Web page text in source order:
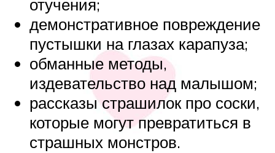
отучения;
демонстративное повреждение
пустышки на глазах карапуза;
обманные методы,
издевательство над малышом;
рассказы страшилок про соски,
которые могут превратиться в
страшных монстров.